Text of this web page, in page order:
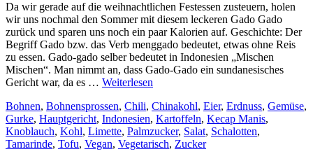
Da wir gerade auf die weihnachtlichen Festessen zusteuern, holen
wir uns nochmal den Sommer mit diesem leckeren Gado Gado
zurück und sparen uns noch ein paar Kalorien auf. Geschichte: Der
Begriff Gado bzw. das Verb menggado bedeutet, etwas ohne Reis
zu essen. Gado-gado selber bedeutet in Indonesien „Mischen
Mischen“. Man nimmt an, dass Gado-Gado ein sundanesisches
Gericht war, da es … Weiterlesen
Bohnen, Bohnensprossen, Chili, Chinakohl, Eier, Erdnuss, Gemüse,
Gurke, Hauptgericht, Indonesien, Kartoffeln, Kecap Manis,
Knoblauch, Kohl, Limette, Palmzucker, Salat, Schalotten,
Tamarinde, Tofu, Vegan, Vegetarisch, Zucker